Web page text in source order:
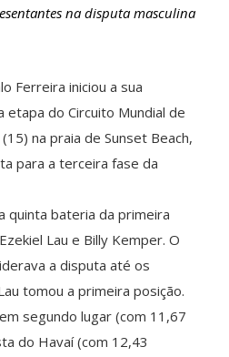
na disputa masculina
Ferreira iniciou a sua
etapa do Circuito Mundial de
na praia de Sunset Beach,
para a terceira fase da
quinta bateria da primeira
Lau e Billy Kemper. O
a disputa até os
tomou a primeira posição.
segundo lugar (com 11,67
do Havaí (com 12,43